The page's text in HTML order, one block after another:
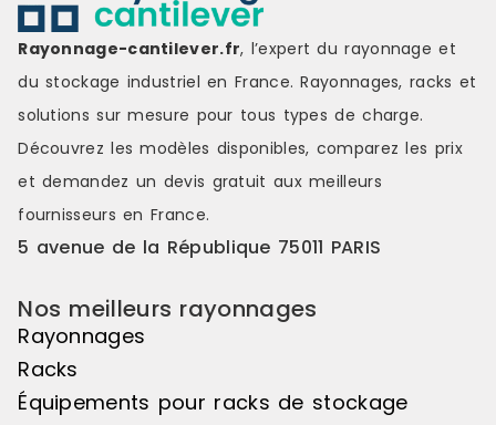
fiabilitéFabriqué par Rubbermaid,
une marque de référence dans le
domaine du matériel de cuisine
professionnel, ce chariot est conçu
pour durer. Sa durabilité et sa
robustesse en font un équipement
de confiance qui résistera aux
rigueurs de la cuisine
professionnelle, assurant ainsi une
utilisation continue et
intensive.AvantagesPolyvalence :
Adapté pour divers usages, du
d'utilisation : Mobile et facile à
manœuvrer dans tous les
espaces.Durabilité : Fabriqué en
maximale.Design optimisé : Conçu
pour s'adapter aux besoins des
Rayonnage-cantilever.fr, l’expert du rayonnage et
du stockage industriel en France. Rayonnages, racks et
solutions sur mesure pour tous types de charge.
Découvrez les modèles disponibles, comparez les prix
et demandez un devis gratuit aux meilleurs
fournisseurs en France.
5 avenue de la République 75011 PARIS
Nos meilleurs rayonnages
Rayonnages
Racks
Équipements pour racks de stockage